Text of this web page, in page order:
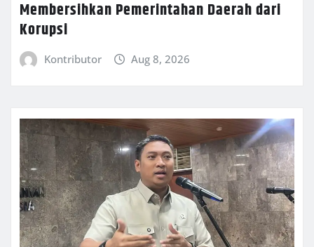
Membersihkan Pemerintahan Daerah dari
Korupsi
Kontributor Aug 8, 2026